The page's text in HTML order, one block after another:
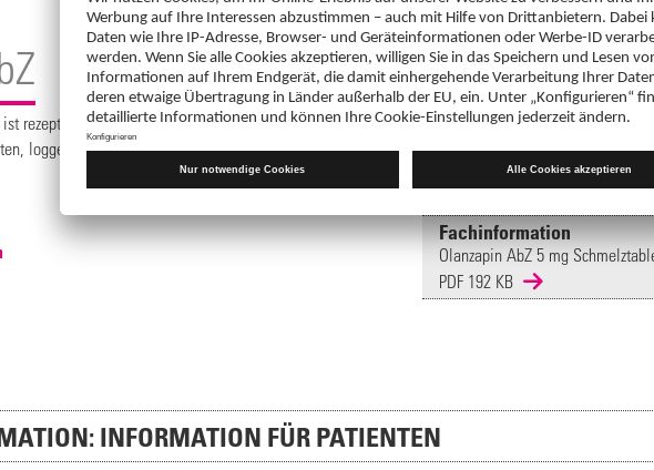
Downloads
Gebrauchsinformation
Olanzapin AbZ 5 mg
Fachinformation
Olanzapin AbZ 5 mg
PDF 192 KB
ist rezeptpflichtig. Um weitere Informationen zum
loggen Sie sich bitte mit Ihren Zugangsdaten im
INFORMATION FÜR PATIENTEN